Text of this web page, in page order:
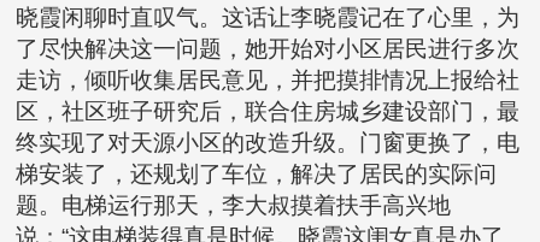
晓霞闲聊时直叹气。这话让李晓霞记在了心里，为
了尽快解决这一问题，她开始对小区居民进行多次
走访，倾听收集居民意见，并把摸排情况上报给社
区，社区班子研究后，联合住房城乡建设部门，最
终实现了对天源小区的改造升级。门窗更换了，电
梯安装了，还规划了车位，解决了居民的实际问
题。电梯运行那天，李大叔摸着扶手高兴地
说：“这电梯装得真是时候。晓霞这闺女真是办了